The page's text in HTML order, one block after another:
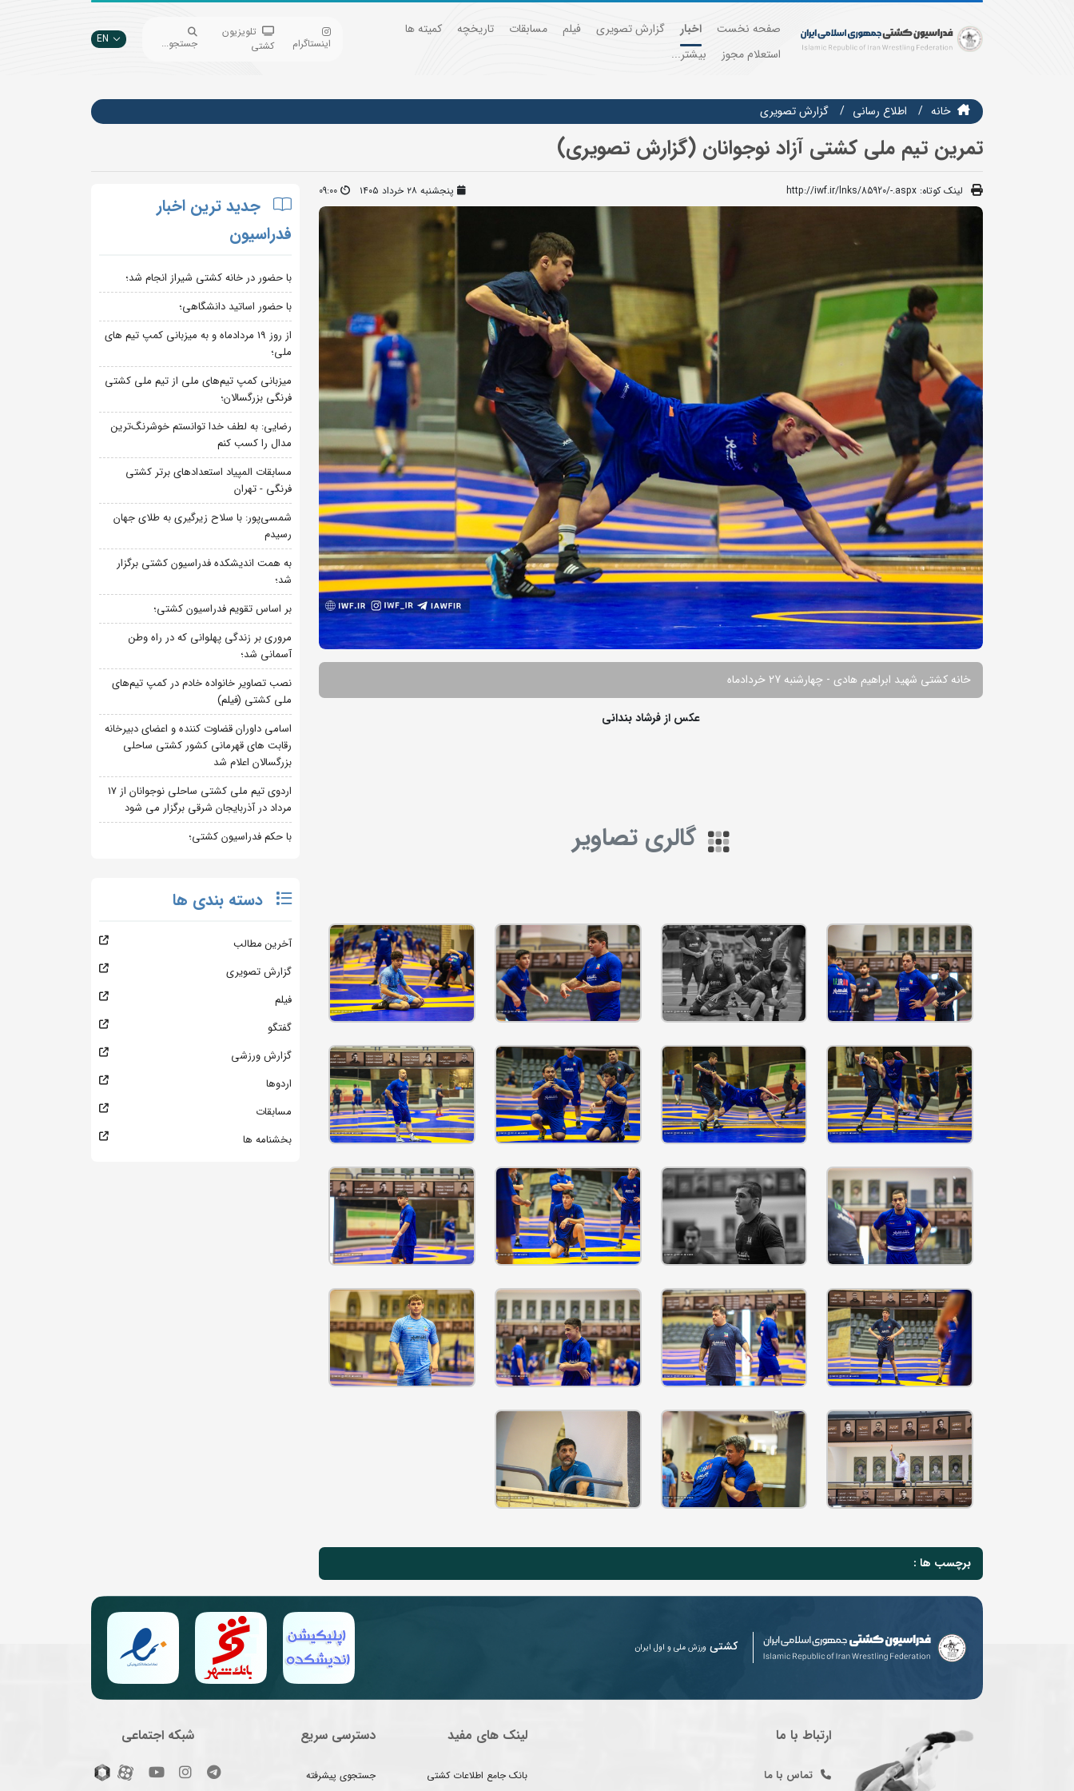
صفحه نخست اخبار گزارش تصویری فیلم مسابقات تاریخچه
کمیته ها
استعلام مجوز
بیشتر...
اینستاگرام
تلویزیون
کشتی
جستجو... EN
خانه اطلاع رسانی گزارش تصويري
تمرین تیم ملی کشتی آزاد نوجوانان (گزارش تصویری)
لینک کوتاه: http://iwf.ir/lnks/85920/-.aspx پنجشنبه ۲۸ خرداد ۱۴۰۵ 09:00
خانه کشتی شهید ابراهیم هادی - چهارشنبه 27 خردادماه
عکس از فرشاد بندانی
گالری تصاویر
برچسب ها :
جدید ترین اخبار
فدراسیون
با حضور در خانه کشتی شیراز انجام شد؛
با حضور اساتید دانشگاهی؛
از روز 19 مردادماه و به میزبانی کمپ تیم های
ملی؛
میزبانی کمپ تیم‌های ملی از تیم ملی کشتی
فرنگی بزرگسالان؛
رضایی: به لطف خدا توانستم خوشرنگ‌ترین
مدال را کسب کنم
مسابقات المپیاد استعدادهای برتر کشتی
فرنگی - تهران
شمسی‌پور: با سلاح زیرگیری به طلای جهان
رسیدم
به همت اندیشکده فدراسیون کشتی برگزار
شد؛
بر اساس تقویم فدراسیون کشتی؛
مروری بر زندگی پهلوانی که در راه وطن
آسمانی شد؛
نصب تصاویر خانواده خادم در کمپ تیم‌های
ملی کشتی (فیلم)
اسامی داوران قضاوت کننده و اعضای دبیرخانه
رقابت های قهرمانی کشور کشتی ساحلی
بزرگسالان اعلام شد
اردوی تیم ملی کشتی ساحلی نوجوانان از 17
مرداد در آذربایجان شرقی برگزار می شود
با حکم فدراسیون کشتی؛
دسته بندی ها
آخرین مطالب
گزارش تصویری
فیلم
گفتگو
گزارش ورزشی
اردوها
مسابقات
بخشنامه ها
کشتی ورزش ملی و اول ایران
ارتباط با ما
تماس با ما
لینک های مفید
بانک جامع اطلاعات کشتی
دسترسی سریع
جستجوی پیشرفته
شبکه اجتماعی